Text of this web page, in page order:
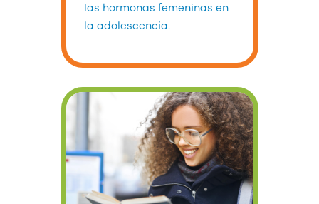
las hormonas femeninas en
la adolescencia.